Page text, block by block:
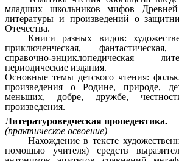
младших школьников мифов
литературы и произведений о
Отечества.
Книги разных видов:
приключенческая, фантастическая,
справочно-энциклопедическая
периодические издания.
Основные темы детского чтения:
произведения о Родине, природе,
меньших, добре, дружбе,
произведения.
Литературоведческая пропедевтика.
(практическое освоение)
Нахождение в тексте
помощью учителя) средств